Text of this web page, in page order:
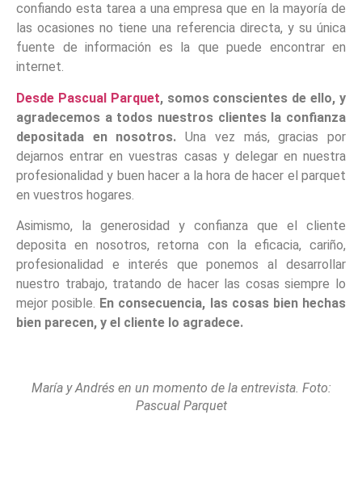
confiando esta tarea a una empresa que en la mayoría de
las ocasiones no tiene una referencia directa, y su única
fuente de información es la que puede encontrar en
internet.
Desde Pascual Parquet, somos conscientes de ello, y
agradecemos a todos nuestros clientes la confianza
depositada en nosotros. Una vez más, gracias por
dejarnos entrar en vuestras casas y delegar en nuestra
profesionalidad y buen hacer a la hora de hacer el parquet
en vuestros hogares.
Asimismo, la generosidad y confianza que el cliente
deposita en nosotros, retorna con la eficacia, cariño,
profesionalidad e interés que ponemos al desarrollar
nuestro trabajo, tratando de hacer las cosas siempre lo
mejor posible. En consecuencia, las cosas bien hechas
bien parecen, y el cliente lo agradece.
María y Andrés en un momento de la entrevista. Foto:
Pascual Parquet